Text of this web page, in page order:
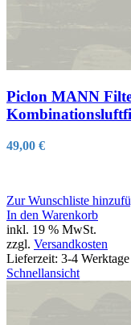
Piclon MANN
49,00 €
Zur Wunschliste
In den Warenkorb
inkl. 19 % MwSt.
zzgl. Versandkosten
Lieferzeit: 3-4 Werktage
Schnellansicht